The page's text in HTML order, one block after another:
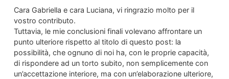
Cara Gabriella e cara Luciana, vi ringrazio molto per il
vostro contributo.
Tuttavia, le mie conclusioni finali volevano affrontare un
punto ulteriore rispetto al titolo di questo post: la
possibilità, che ognuno di noi ha, con le proprie capacità,
di rispondere ad un torto subito, non semplicemente con
un’accettazione interiore, ma con un’elaborazione ulteriore,